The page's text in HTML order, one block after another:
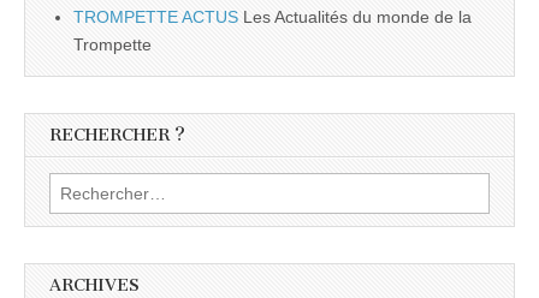
TROMPETTE ACTUS Les Actualités du monde de la
Trompette
RECHERCHER ?
Rechercher :
ARCHIVES